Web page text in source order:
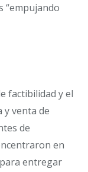
“empujando
factibilidad y el
y venta de
de
en
entregar